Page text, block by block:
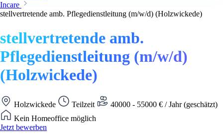
Incare
stellvertretende amb. Pflegedienstleitung (m/w/d) (Holzwickede)
stellvertretende amb.
Pflegedienstleitung (m/w/d)
(Holzwickede)
Holzwickede Teilzeit
40000 - 55000 € / Jahr (geschätzt)
Kein Homeoffice möglich
Jetzt bewerben